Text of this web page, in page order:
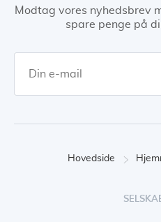
Modtag vores nyhedsbrev
spare penge på
Hovedside